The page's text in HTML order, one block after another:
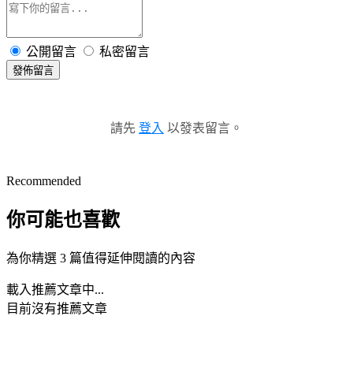
公開留言 私密留言
發佈留言
請先 登入 以發表留言。
Recommended
你可能也喜歡
為你精選 3 篇值得延伸閱讀的內容
載入推薦文章中...
目前沒有推薦文章